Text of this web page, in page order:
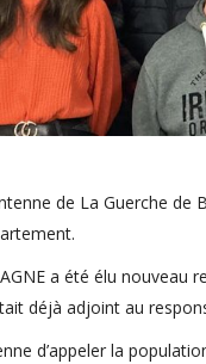
de La Guerche de
a été élu nouveau
déjà adjoint au
d’appeler la